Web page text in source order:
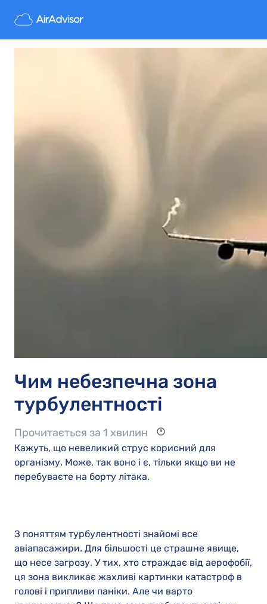
Чим небезпечна зона
турбулентності
Прочитається за 1 хвилин
Кажуть, що невеликий струс корисний для
організму. Може, так воно і є, тільки якщо ви не
перебуваєте на борту літака.
З поняттям турбулентності знайомі все
авіапасажири. Для більшості це страшне явище,
що несе загрозу. У тих, хто страждає від аерофобії,
ця зона викликає жахливі картинки катастроф в
голові і припливи паніки. Але чи варто